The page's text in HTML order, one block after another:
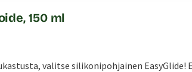
150 ml
valitse silikonipohjainen